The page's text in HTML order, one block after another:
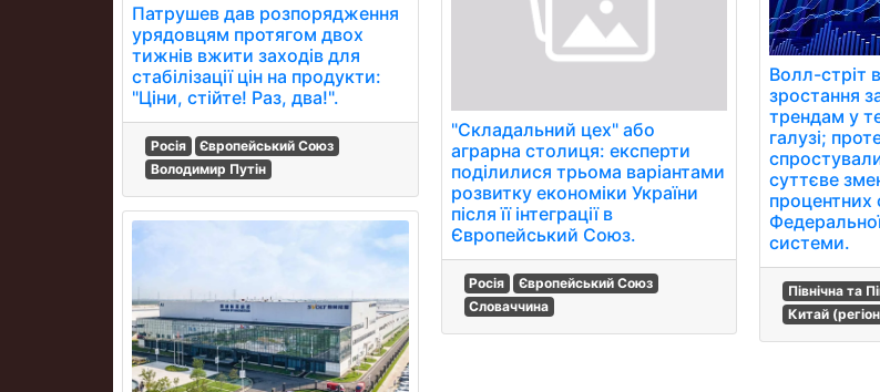
Патрушев дав розпорядження
урядовцям протягом двох
тижнів вжити заходів для
стабілізації цін на продукти:
"Ціни, стійте! Раз, два!".
Росія
Європейський Союз
Володимир Путін
"Складальний цех" або
аграрна столиця: експерти
поділилися трьома варіантами
розвитку економіки України
після її інтеграції в
Європейський Союз.
Росія
Європейський Союз
Словаччина
Волл-стріт
зростання
трендам у
галузі;
суттєве
процентних
системи.
Північна та
Китай